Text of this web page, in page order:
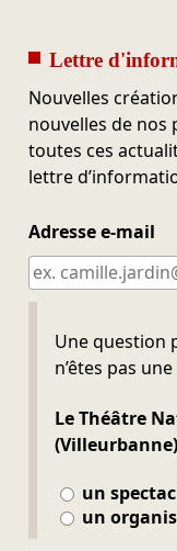
Lettre
Nouvelles
nouvelles de nos
toutes ces
lettre
Adresse e-mail
Une question
n’êtes pas
Le Théâtre
un
un
Ne pas